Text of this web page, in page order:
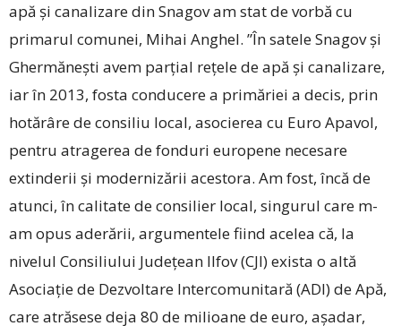
apă și canalizare din Snagov am stat de vorbă cu
primarul comunei, Mihai Anghel. ”În satele Snagov și
Ghermănești avem parțial rețele de apă și canalizare,
iar în 2013, fosta conducere a primăriei a decis, prin
hotărâre de consiliu local, asocierea cu Euro Apavol,
pentru atragerea de fonduri europene necesare
extinderii și modernizării acestora. Am fost, încă de
atunci, în calitate de consilier local, singurul care m-
am opus aderării, argumentele fiind acelea că, la
nivelul Consiliului Județean Ilfov (CJI) exista o altă
Asociație de Dezvoltare Intercomunitară (ADI) de Apă,
care atrăsese deja 80 de milioane de euro, așadar,